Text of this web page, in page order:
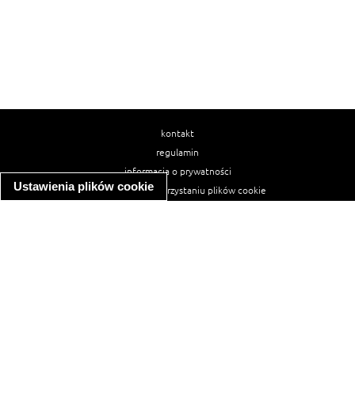
Ustawienia plików cookie
kontakt
regulamin
informacja o prywatności
informacja o wykorzystaniu plików cookie